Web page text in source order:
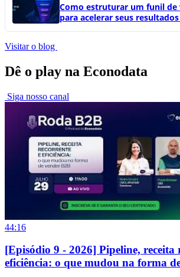
Como estruturar um funil de
para acelerar seus resultados
Visitar o blog
Dê o play na Econodata
Siga nosso canal
44:16
[Episódio 9 - 2026] Pipeline, receita
eficiência: o que mudou na forma